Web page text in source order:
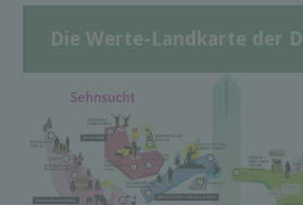
Die Werte-Landkarte der